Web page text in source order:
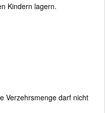
Kindern lagern.
Verzehrsmenge darf nicht